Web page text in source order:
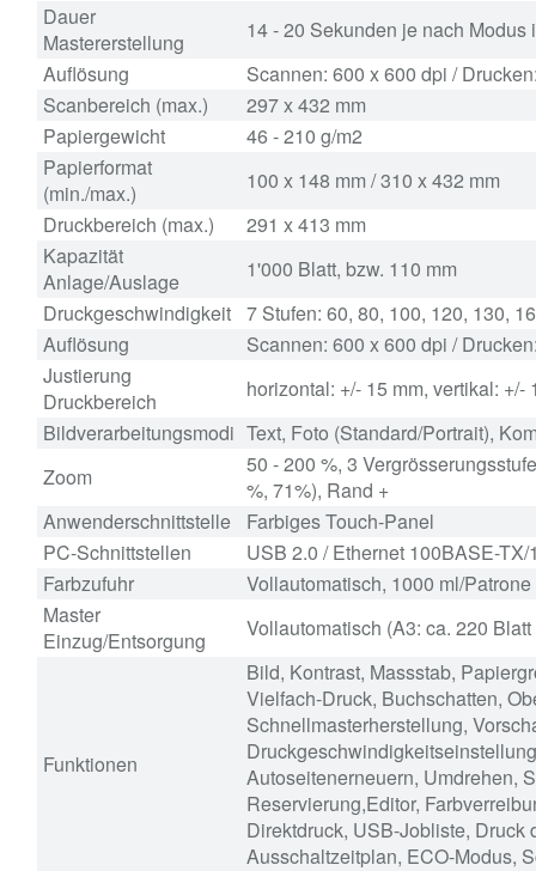
Dauer
Mastererstellung
14 - 20 Sekunden je nach Modus
Auflösung
Scannen: 600 x 600 dpi /
Scanbereich (max.)
297 x 432 mm
Papiergewicht
46 - 210 g/m2
Papierformat
(min./max.)
100 x 148 mm / 310 x 432 mm
Druckbereich (max.)
291 x 413 mm
Kapazität
Anlage/Auslage
1'000 Blatt, bzw. 110 mm
Druckgeschwindigkeit 7 Stufen: 60, 80, 100, 120, 130,
Auflösung
Scannen: 600 x 600 dpi /
Justierung
Druckbereich
horizontal: +/- 15 mm, vertikal: +/-
Bildverarbeitungsmodi Text, Foto (Standard/Portrait),
Zoom
50 - 200 %, 3
%, 71%), Rand +
Anwenderschnittstelle
Farbiges Touch-Panel
PC-Schnittstellen
USB 2.0 / Ethernet 100BASE-
Farbzufuhr
Vollautomatisch, 1000 ml/Patrone
Master
Einzug/Entsorgung
Vollautomatisch (A3: ca. 220
Funktionen
Bild, Kontrast, Massstab,
Vielfach-Druck, Buchschatten,
Schnellmasterherstellung,
Autoseitenerneuern, Umdrehen,
Reservierung,Editor,
Direktdruck, USB-Jobliste,
Ausschaltzeitplan, ECO-Modus,